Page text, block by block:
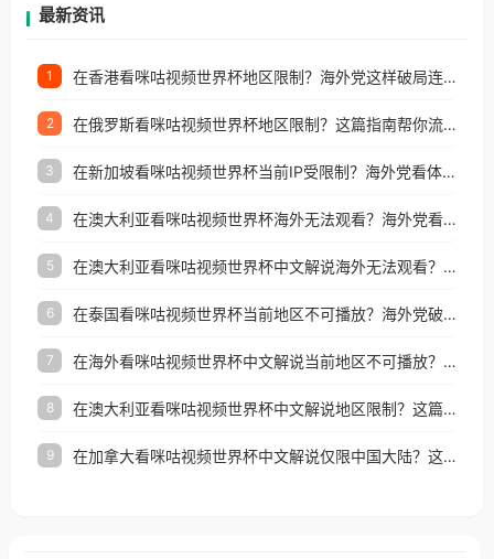
最新资讯
1 在香港看咪咕视频世界杯地区限制？海外党这样破局连看7天不卡顿！
2 在俄罗斯看咪咕视频世界杯地区限制？这篇指南帮你流畅看中文解说赛事
3 在新加坡看咪咕视频世界杯当前IP受限制？海外党看体育赛事的终极破局指南
4 在澳大利亚看咪咕视频世界杯海外无法观看？海外党看国内体育直播的终极解法
5 在澳大利亚看咪咕视频世界杯中文解说海外无法观看？这篇指南帮你搞定所有体育直播难题
6 在泰国看咪咕视频世界杯当前地区不可播放？海外党破局看中文解说赛事指南
7 在海外看咪咕视频世界杯中文解说当前地区不可播放？这篇指南帮你搞定所有体育赛事直播难题
8 在澳大利亚看咪咕视频世界杯中文解说地区限制？这篇指南帮你搞定海外观赛难题
9 在加拿大看咪咕视频世界杯中文解说仅限中国大陆？这篇指南帮你轻松解锁中文解说和赛事直播